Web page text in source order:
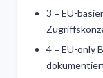
3 = EU-
4 = EU-only